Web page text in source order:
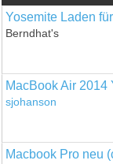
Yosemite Laden
Berndhat's
MacBook Air 2014
sjohanson
Macbook Pro neu